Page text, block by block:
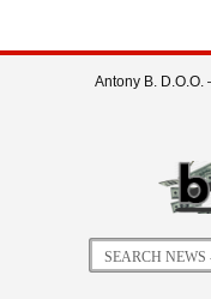
Antony B. D.O.O.